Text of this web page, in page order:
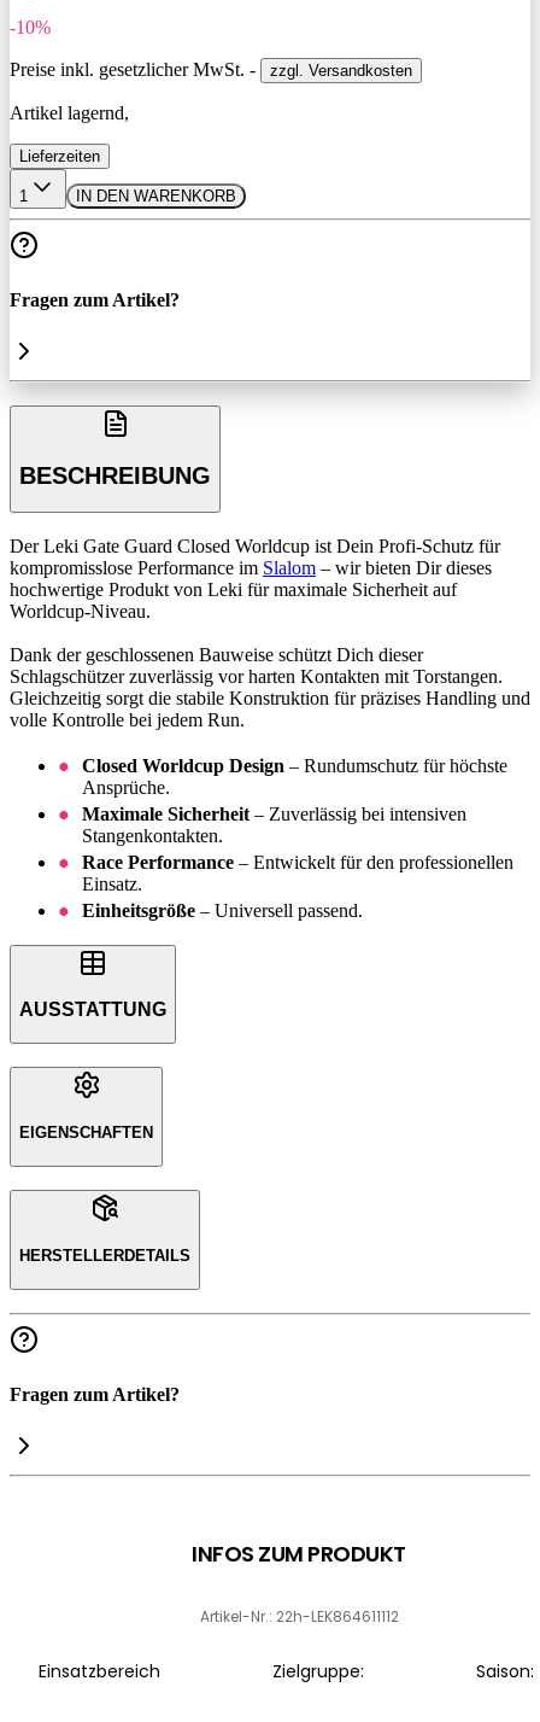
-10%
Preise inkl. gesetzlicher MwSt. - zzgl. Versandkosten
Artikel lagernd,
Lieferzeiten
1 IN DEN WARENKORB
Fragen zum Artikel?
BESCHREIBUNG
Der Leki Gate Guard Closed Worldcup ist Dein Profi-Schutz für
kompromisslose Performance im Slalom – wir bieten Dir dieses
hochwertige Produkt von Leki für maximale Sicherheit auf
Worldcup-Niveau.
Dank der geschlossenen Bauweise schützt Dich dieser
Schlagschützer zuverlässig vor harten Kontakten mit Torstangen.
Gleichzeitig sorgt die stabile Konstruktion für präzises Handling und
volle Kontrolle bei jedem Run.
Closed Worldcup Design – Rundumschutz für höchste
Ansprüche.
Maximale Sicherheit – Zuverlässig bei intensiven
Stangenkontakten.
Race Performance – Entwickelt für den professionellen
Einsatz.
Einheitsgröße – Universell passend.
AUSSTATTUNG
EIGENSCHAFTEN
HERSTELLERDETAILS
Fragen zum Artikel?
INFOS ZUM PRODUKT
Artikel-Nr.: 22h-LEK864611112
Einsatzbereich Zielgruppe: Saison: